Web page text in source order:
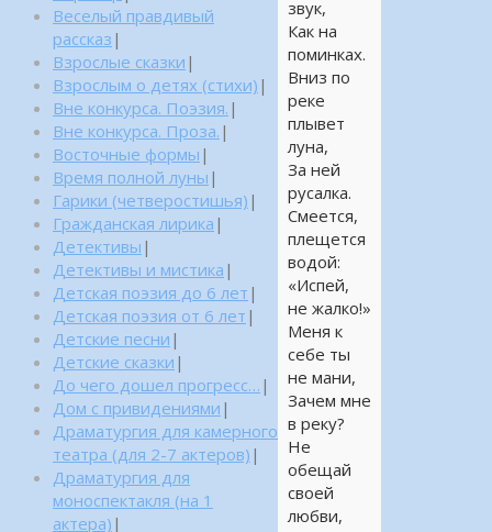
звук,
Как на
поминках.
Вниз по
реке
плывет
луна,
За ней
русалка.
Смеется,
плещется
водой:
«Испей,
не жалко!»
Меня к
себе ты
не мани,
Зачем мне
в реку?
Не
обещай
своей
любви,
Веселый правдивый
рассказ |
Взрослые сказки |
Взрослым о детях (стихи) |
Вне конкурса. Поэзия. |
Вне конкурса. Проза. |
Восточные формы |
Время полной луны |
Гарики (четверостишья) |
Гражданская лирика |
Детективы |
Детективы и мистика |
Детская поэзия до 6 лет |
Детская поэзия от 6 лет |
Детские песни |
Детские сказки |
До чего дошел прогресс… |
Дом с привидениями |
Драматургия для камерного
театра (для 2-7 актеров) |
Драматургия для
моноспектакля (на 1
актера) |